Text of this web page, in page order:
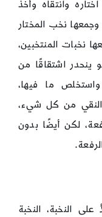
وانتقاه وأخذ
نخب المختار
نخبات المنتخبين،
ينحدر اشتقاقًا من
ما فيها،
النقي من كل شيء،
لكن أيضًا بدون
النخبة، النخبة